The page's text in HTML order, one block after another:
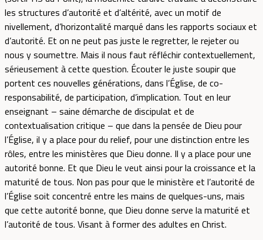
les structures d’autorité et d’altérité, avec un motif de
nivellement, d’horizontalité marqué dans les rapports sociaux et
d’autorité. Et on ne peut pas juste le regretter, le rejeter ou
nous y soumettre. Mais il nous faut réfléchir contextuellement,
sérieusement à cette question. Écouter le juste soupir que
portent ces nouvelles générations, dans l’Église, de co-
responsabilité, de participation, d’implication. Tout en leur
enseignant – saine démarche de discipulat et de
contextualisation critique – que dans la pensée de Dieu pour
l’Église, il y a place pour du relief, pour une distinction entre les
rôles, entre les ministères que Dieu donne. Il y a place pour une
autorité bonne. Et que Dieu le veut ainsi pour la croissance et la
maturité de tous. Non pas pour que le ministère et l’autorité de
l’Église soit concentré entre les mains de quelques-uns, mais
que cette autorité bonne, que Dieu donne serve la maturité et
l’autorité de tous. Visant à former des adultes en Christ.